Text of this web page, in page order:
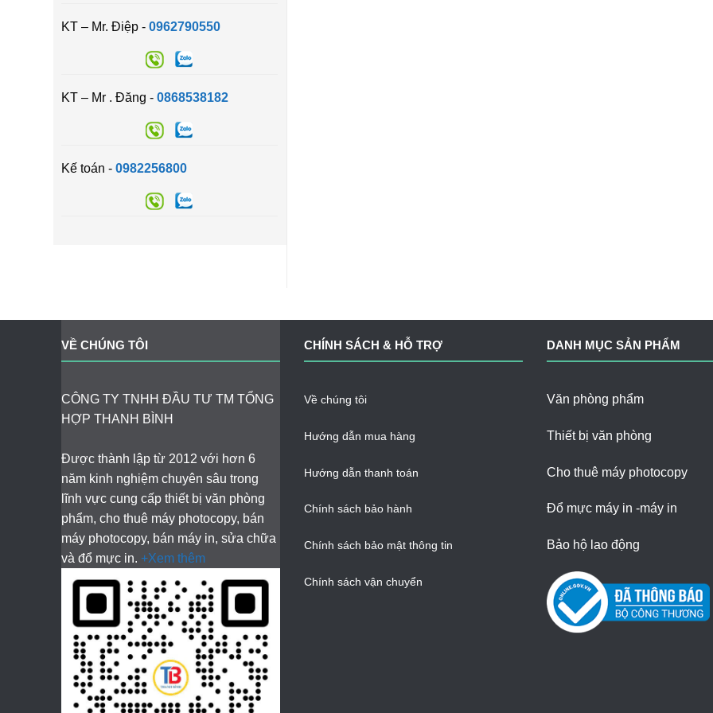
KT – Mr. Điệp - 0962790550
KT – Mr . Đăng - 0868538182
Kế toán - 0982256800
VỀ CHÚNG TÔI
CÔNG TY TNHH ĐẦU TƯ TM TỔNG
HỢP THANH BÌNH
Được thành lập từ 2012 với hơn 6
năm kinh nghiệm chuyên sâu trong
lĩnh vực cung cấp thiết bị văn phòng
phẩm, cho thuê máy photocopy, bán
máy photocopy, bán máy in, sửa chữa
và đổ mực in. +Xem thêm
CHÍNH SÁCH & HỖ TRỢ
Về chúng tôi
Hướng dẫn mua hàng
Hướng dẫn thanh toán
Chính sách bảo hành
Chính sách bảo mật thông tin
Chính sách vận chuyển
DANH MỤC SẢN PHẨM
Văn phòng phẩm
Thiết bị văn phòng
Cho thuê máy photocopy
Đổ mực máy in -máy in
Bảo hộ lao động